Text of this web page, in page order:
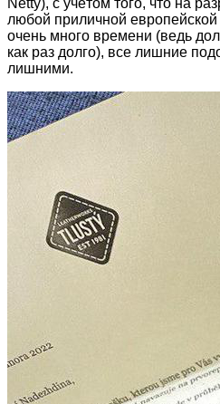
любой приличной
очень много времени (ведь
как раз долго), все лишние
лишними.